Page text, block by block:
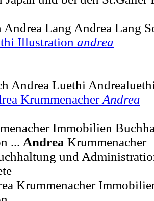
Andrea Lang Andrea Lang
Illustration andrea
Andrea Luethi
KrummenacherAndrea
Immobilien
... Andrea Krummenacher
und
Krummenacher